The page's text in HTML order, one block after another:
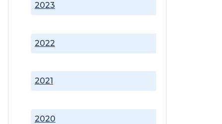
2020
2021
2022
2023